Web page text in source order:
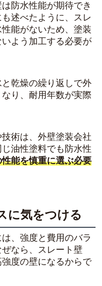
防水性能が期待でき
述べたように、スレ
能がないため、塗装
よう加工する必要が
乾燥の繰り返しで外
り、耐用年数が実際
術は、外壁塗装会社
油性塗料でも防水性
能を慎重に選ぶ必要
に気をつける
、強度と費用のバラ
なら、 スレート壁
度の壁になるからで